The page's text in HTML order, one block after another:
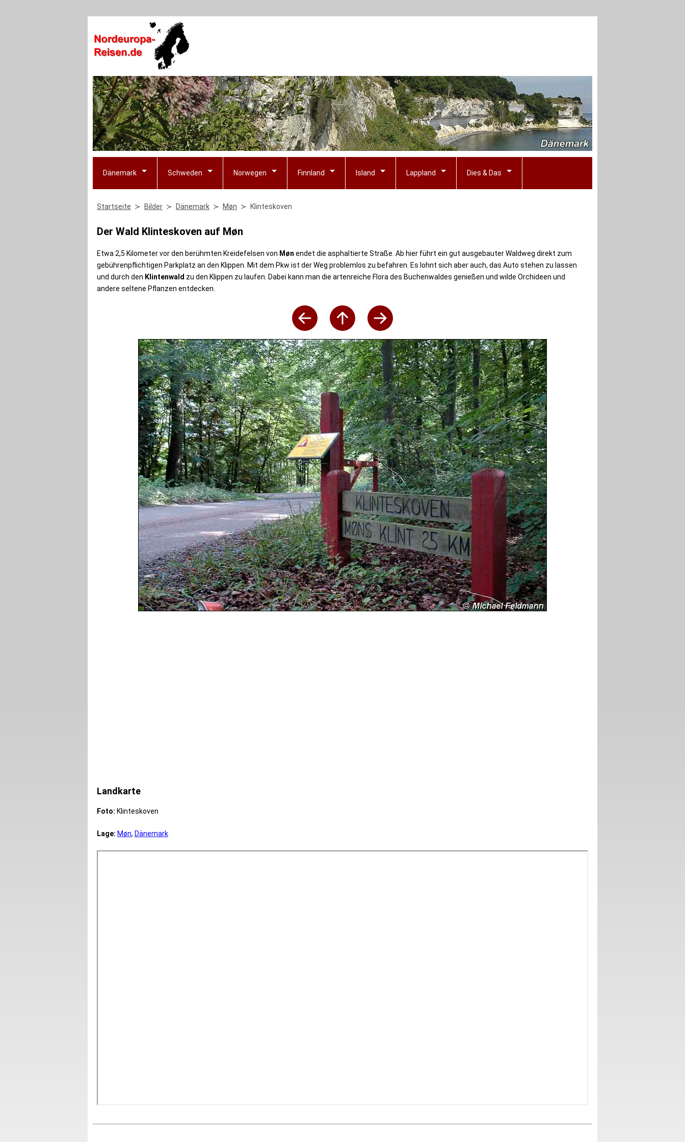
Dänemark Schweden Norwegen Finnland Island Lappland Dies & Das
Startseite Bilder Dänemark Møn Klinteskoven
Der Wald Klinteskoven auf Møn
Etwa 2,5 Kilometer vor den berühmten Kreidefelsen von Møn endet die asphaltierte Straße. Ab hier führt ein gut ausgebauter Waldweg direkt zum
gebührenpflichtigen Parkplatz an den Klippen. Mit dem Pkw ist der Weg problemlos zu befahren. Es lohnt sich aber auch, das Auto stehen zu lassen
und durch den Klintenwald zu den Klippen zu laufen. Dabei kann man die artenreiche Flora des Buchenwaldes genießen und wilde Orchideen und
andere seltene Pflanzen entdecken.
Landkarte
Foto: Klinteskoven
Lage: Møn, Dänemark